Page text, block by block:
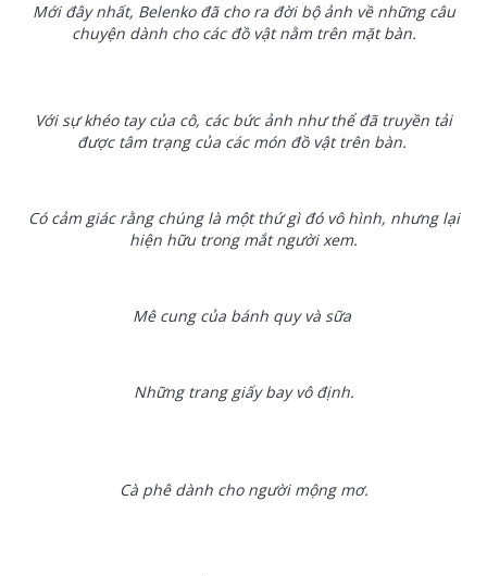
Mới đây nhất, Belenko đã cho ra đời bộ ảnh về những câu
chuyện dành cho các đồ vật nằm trên mặt bàn.
Với sự khéo tay của cô, các bức ảnh như thể đã truyền tải
được tâm trạng của các món đồ vật trên bàn.
Có cảm giác rằng chúng là một thứ gì đó vô hình, nhưng lại
hiện hữu trong mắt người xem.
Mê cung của bánh quy và sữa
Những trang giấy bay vô định.
Cà phê dành cho người mộng mơ.